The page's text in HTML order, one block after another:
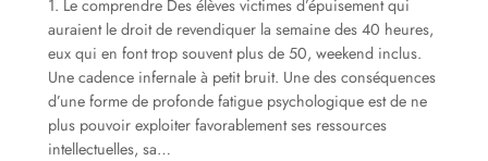
1. Le comprendre Des élèves victimes d’épuisement qui
auraient le droit de revendiquer la semaine des 40 heures,
eux qui en font trop souvent plus de 50, weekend inclus.
Une cadence infernale à petit bruit. Une des conséquences
d’une forme de profonde fatigue psychologique est de ne
plus pouvoir exploiter favorablement ses ressources
intellectuelles, sa…